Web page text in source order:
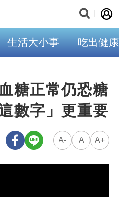
生活大小事 吃出健康
糖正常仍恐糖
數字」更重要
A- A A+